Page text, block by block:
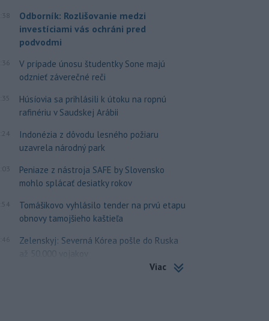
Odborník: Rozlišovanie medzi
investíciami vás ochráni pred
podvodmi
V prípade únosu študentky Sone majú
odznieť záverečné reči
Húsíovia sa prihlásili k útoku na ropnú
rafinériu v Saudskej Arábii
Indonézia z dôvodu lesného požiaru
uzavrela národný park
Peniaze z nástroja SAFE by Slovensko
mohlo splácať desiatky rokov
Tomášikovo vyhlásilo tender na prvú etapu
obnovy tamojšieho kaštieľa
Zelenskyj: Severná Kórea pošle do Ruska
až 50.000 vojakov
Viac